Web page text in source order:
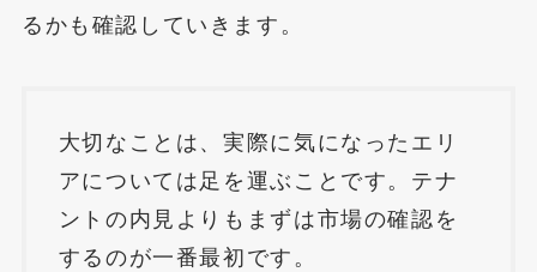
るかも確認していきます。
大切なことは、実際に気になったエリ
アについては足を運ぶことです。テナ
ントの内見よりもまずは市場の確認を
するのが一番最初です。